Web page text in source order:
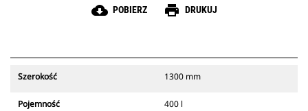
cloud_download POBIERZ print DRUKUJ
Szerokość 1300 mm
Pojemność 400 l